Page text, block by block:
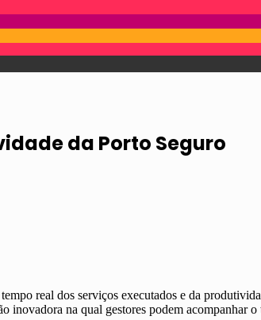
da Porto Seguro
real dos serviços executados e da
inovadora na qual gestores podem acompanhar o